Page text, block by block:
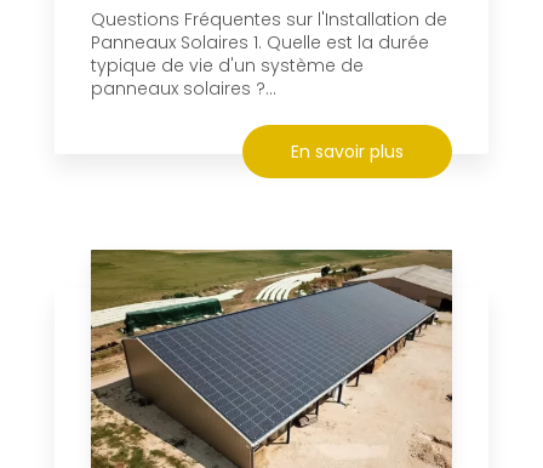
Questions Fréquentes sur l'Installation de
Panneaux Solaires 1. Quelle est la durée
typique de vie d'un système de
panneaux solaires ?...
En savoir plus